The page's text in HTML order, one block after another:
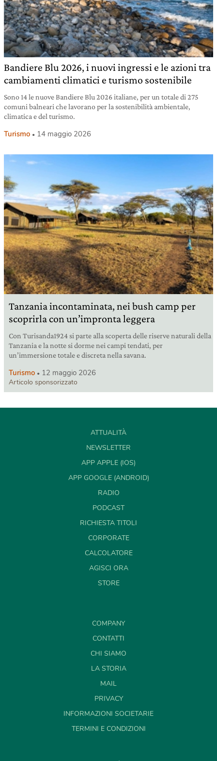
Bandiere Blu 2026, i nuovi ingressi e le azioni tra
cambiamenti climatici e turismo sostenibile
Sono 14 le nuove Bandiere Blu 2026 italiane, per un totale di 275
comuni balneari che lavorano per la sostenibilità ambientale,
climatica e del turismo.
Turismo 14 maggio 2026
Tanzania incontaminata, nei bush camp per
scoprirla con un’impronta leggera
Con Turisanda1924 si parte alla scoperta delle riserve naturali della
Tanzania e la notte si dorme nei campi tendati, per
un’immersione totale e discreta nella savana.
Turismo 12 maggio 2026
Articolo sponsorizzato
ATTUALITÀ
NEWSLETTER
APP APPLE (IOS)
APP GOOGLE (ANDROID)
RADIO
PODCAST
RICHIESTA TITOLI
CORPORATE
CALCOLATORE
AGISCI ORA
STORE
COMPANY
CONTATTI
CHI SIAMO
LA STORIA
MAIL
PRIVACY
INFORMAZIONI SOCIETARIE
TERMINI E CONDIZIONI